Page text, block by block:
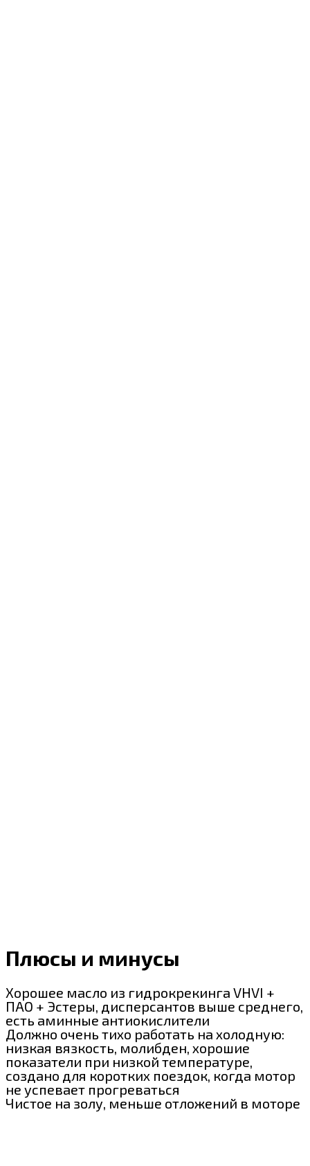
Плюсы и минусы
Хорошее масло из гидрокрекинга VHVI +
ПАО + Эстеры, дисперсантов выше среднего,
есть аминные антиокислители
Должно очень тихо работать на холодную:
низкая вязкость, молибден, хорошие
показатели при низкой температуре,
создано для коротких поездок, когда мотор
не успевает прогреваться
Чистое на золу, меньше отложений в моторе